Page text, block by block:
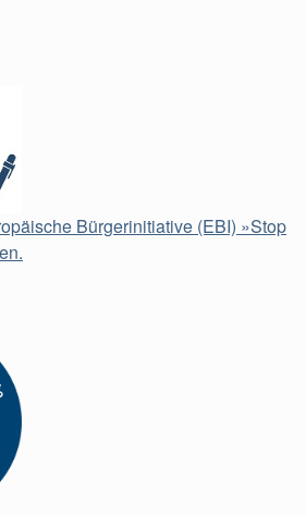
Bürgerinitiative (EBI) »Stop